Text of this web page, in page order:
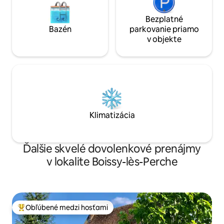
Bazén
Bezplatné
parkovanie priamo
v objekte
Klimatizácia
Ďalšie skvelé dovolenkové prenájmy
v lokalite Boissy-lès-Perche
Najobľúbenejšie medzi hosťami
Obľúbené medzi hosťami